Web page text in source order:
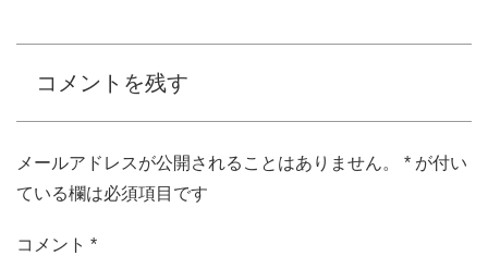
コメントを残す
メールアドレスが公開されることはありません。 * が付い
ている欄は必須項目です
コメント *